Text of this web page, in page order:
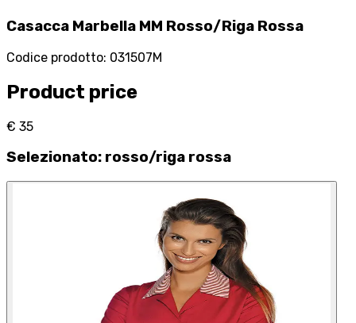
Casacca Marbella MM Rosso/Riga Rossa
Codice prodotto: 031507M
Product price
€ 35
Selezionato: rosso/riga rossa